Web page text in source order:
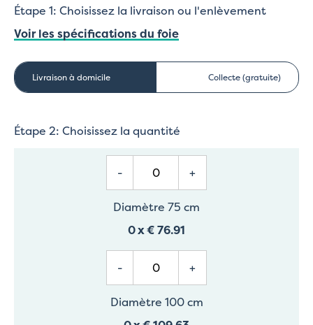
Étape 1: Choisissez la livraison ou l'enlèvement
Voir les spécifications du foie
Livraison à domicile Collecte (gratuite)
Étape 2: Choisissez la quantité
- +
Diamètre 75 cm
0x€ 76.91
- +
Diamètre 100 cm